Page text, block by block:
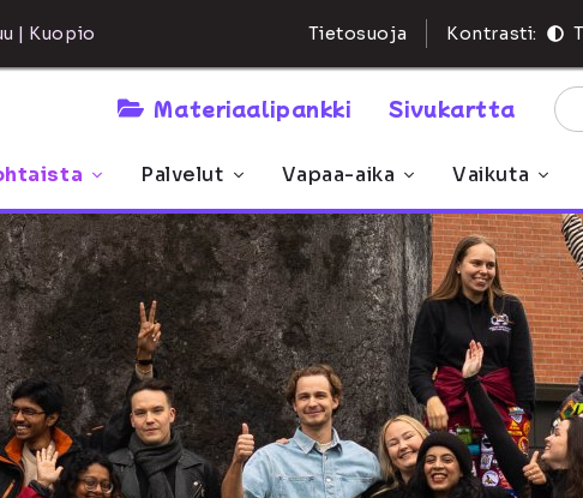
| Kuopio Tietosuoja Kontrasti:
Materiaalipankki Sivukartta
Palvelut Vapaa-aika Vaikuta